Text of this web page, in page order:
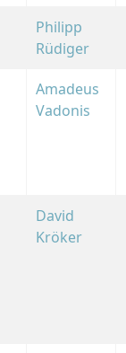
Philipp
Rüdiger
Amadeus
Vadonis
David
Kröker